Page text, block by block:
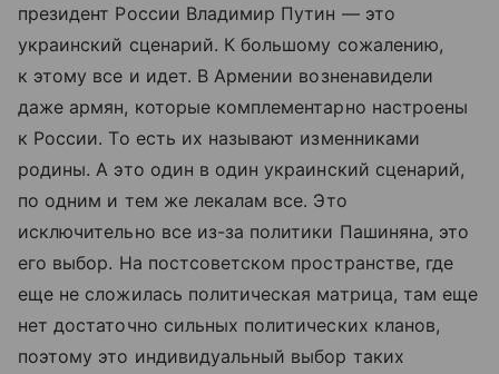
президент России Владимир Путин — это
украинский сценарий. К большому сожалению,
к этому все и идет. В Армении возненавидели
даже армян, которые комплементарно настроены
к России. То есть их называют изменниками
родины. А это один в один украинский сценарий,
по одним и тем же лекалам все. Это
исключительно все из-за политики Пашиняна, это
его выбор. На постсоветском пространстве, где
еще не сложилась политическая матрица, там еще
нет достаточно сильных политических кланов,
поэтому это индивидуальный выбор таких